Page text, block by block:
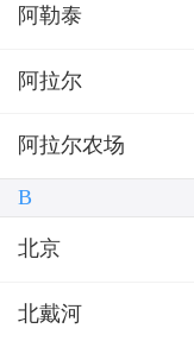
阿勒泰
阿拉尔
阿拉尔农场
B
北京
北戴河